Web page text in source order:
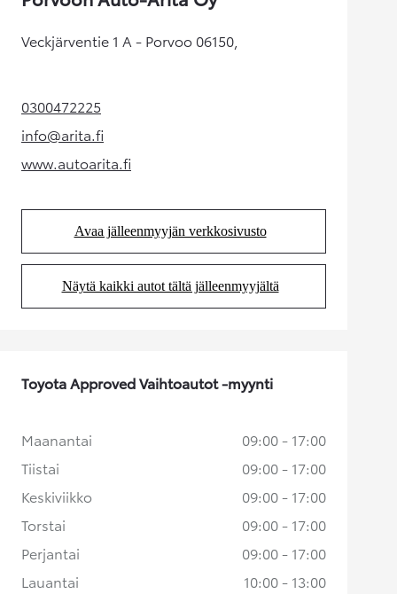
Veckjärventie 1 A - Porvoo 06150,
0300472225(Aukeaa uudessa välilehdessä)
info@arita.fi(Aukeaa uudessa välilehdessä)
www.autoarita.fi(Aukeaa uudessa välilehdessä)
Avaa jälleenmyyjän verkkosivusto
(Aukeaa uudessa välilehdessä)
Näytä kaikki autot tältä jälleenmyyjältä
(Aukeaa uudessa välilehdessä)
Toyota Approved Vaihtoautot -myynti
Maanantai
09:00 - 17:00
Tiistai
09:00 - 17:00
Keskiviikko
09:00 - 17:00
Torstai
09:00 - 17:00
Perjantai
09:00 - 17:00
Lauantai
10:00 - 13:00